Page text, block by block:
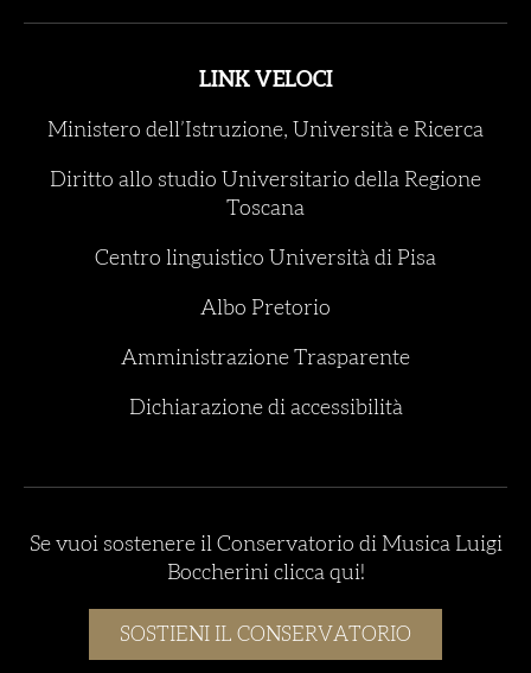
LINK VELOCI
Ministero dell’Istruzione, Università e Ricerca
Diritto allo studio Universitario della Regione
Toscana
Centro linguistico Università di Pisa
Albo Pretorio
Amministrazione Trasparente
Dichiarazione di accessibilità
Se vuoi sostenere il Conservatorio di Musica Luigi
Boccherini clicca qui!
SOSTIENI IL CONSERVATORIO